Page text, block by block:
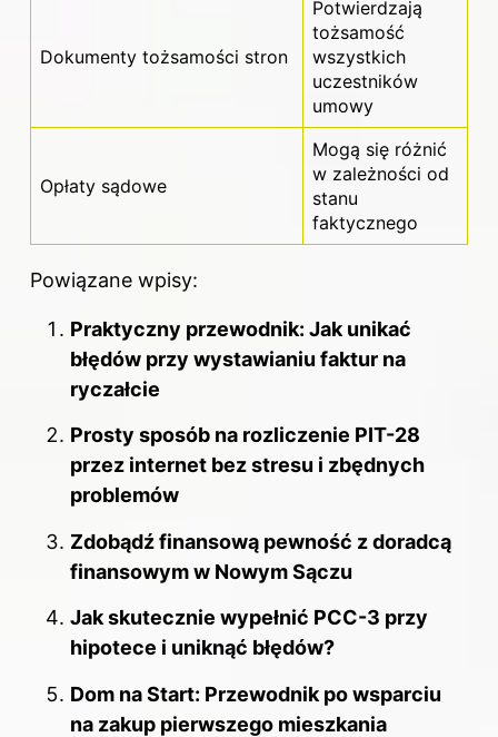
Dokumenty tożsamości stron
Potwierdzają
tożsamość
wszystkich
uczestników
umowy
Opłaty sądowe
Mogą się różnić
w zależności od
stanu
faktycznego
Powiązane wpisy:
Praktyczny przewodnik: Jak unikać
błędów przy wystawianiu faktur na
ryczałcie
Prosty sposób na rozliczenie PIT-28
przez internet bez stresu i zbędnych
problemów
Zdobądź finansową pewność z doradcą
finansowym w Nowym Sączu
Jak skutecznie wypełnić PCC-3 przy
hipotece i uniknąć błędów?
Dom na Start: Przewodnik po wsparciu
na zakup pierwszego mieszkania